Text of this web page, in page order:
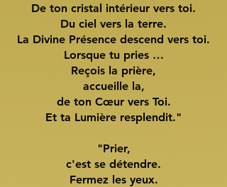
De ton cristal intérieur vers toi.
Du ciel vers la terre.
La Divine Présence descend vers toi.
Lorsque tu pries …
Reçois la prière,
accueille la,
de ton Cœur vers Toi.
Et ta Lumière resplendit."
"Prier,
c'est se détendre.
Fermez les yeux.